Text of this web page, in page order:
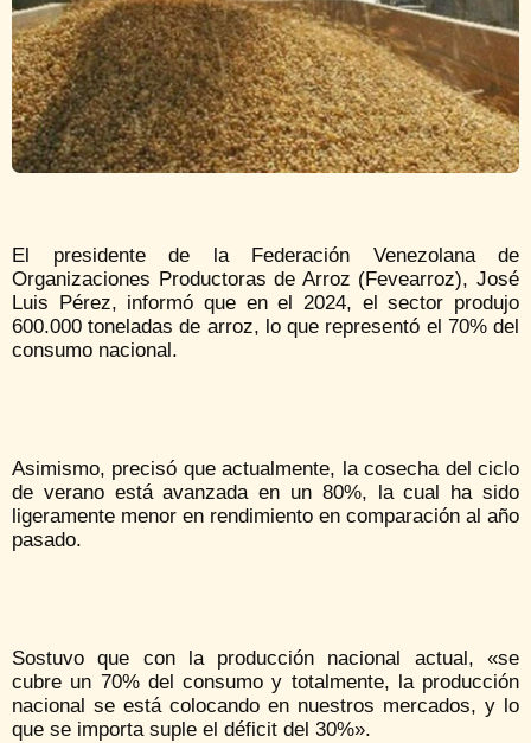
El presidente de la Federación Venezolana de
Organizaciones Productoras de Arroz (Fevearroz), José
Luis Pérez, informó que en el 2024, el sector produjo
600.000 toneladas de arroz, lo que representó el 70% del
consumo nacional.
Asimismo, precisó que actualmente, la cosecha del ciclo
de verano está avanzada en un 80%, la cual ha sido
ligeramente menor en rendimiento en comparación al año
pasado.
Sostuvo que con la producción nacional actual, «se
cubre un 70% del consumo y totalmente, la producción
nacional se está colocando en nuestros mercados, y lo
que se importa suple el déficit del 30%».